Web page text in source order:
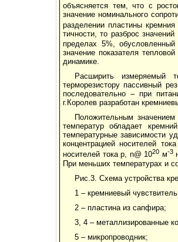
объясняется тем, что с
значение номинального
разделении пластины
тичности, то разброс значений
пределах 5%,
значение пока­зателя
динамике.
Расширить измеряемый
терморезистору пассивный
последовательно – при
г.Королев разработан
Положительным
температур обладает
температурные зависимости
концентрацией носителей
носителей тока p, n@ 1020 м-3
При меньших температурах и
Рис.3. Схема устройства
1 – кремниевый
2 – пластина из сапфира;
3, 4 – металлизированные
5 – микропроводник;